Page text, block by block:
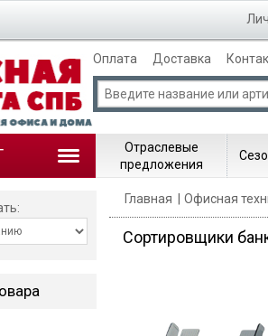
Оплата Доставка
Отраслевые
предложения
Главная Офисная
Сортировщики